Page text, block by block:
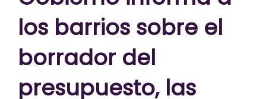
los barrios sobre el
borrador del
presupuesto, las